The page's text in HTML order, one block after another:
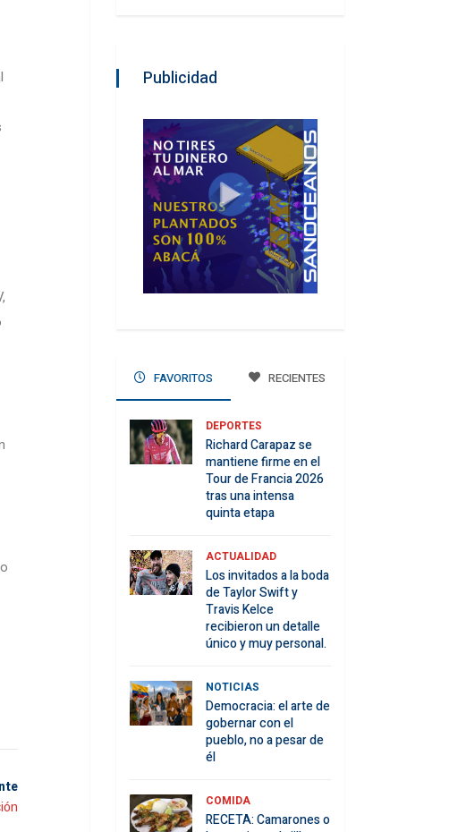
Publicidad
FAVORITOS RECIENTES
DEPORTES
Richard Carapaz se
mantiene firme en el
Tour de Francia 2026
tras una intensa
quinta etapa
ACTUALIDAD
Los invitados a la boda
de Taylor Swift y
Travis Kelce
recibieron un detalle
único y muy personal.
NOTICIAS
Democracia: el arte de
gobernar con el
pueblo, no a pesar de
él
COMIDA
RECETA: Camarones o